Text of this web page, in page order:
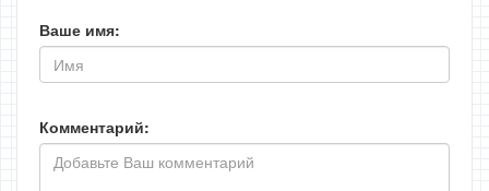
Ваше имя:
Комментарий: